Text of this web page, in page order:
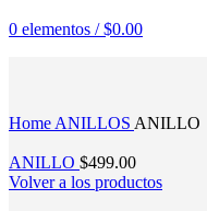
0 elementos / $0.00
Home ANILLOS ANILLO
ANILLO $499.00
Volver a los productos